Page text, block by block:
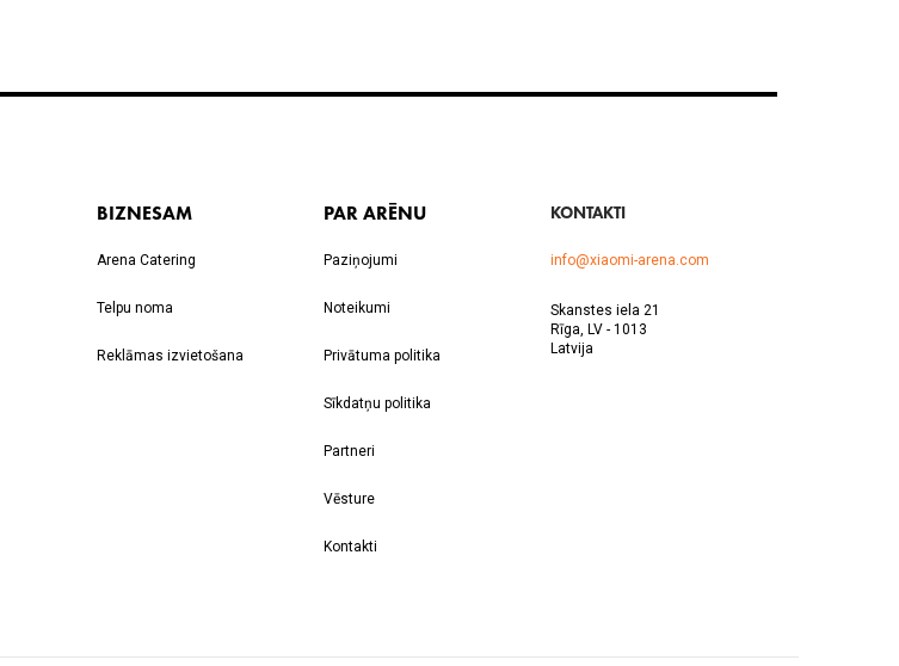
BIZNESAM
Arena Catering
Telpu noma
Reklāmas izvietošana
PAR ARĒNU
Paziņojumi
Noteikumi
Privātuma politika
Sīkdatņu politika
Partneri
Vēsture
Kontakti
KONTAKTI
info@xiaomi-arena.com
Skanstes iela 21
Rīga, LV - 1013
Latvija